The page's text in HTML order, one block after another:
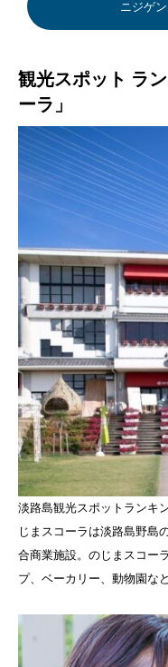
ニジゲ
観光スポット ラ
ーラ」
淡路島観光スポットランキ
じまスコーラは淡路島野島
合商業施設。のじまスコー
プ、ベーカリー、動物園な